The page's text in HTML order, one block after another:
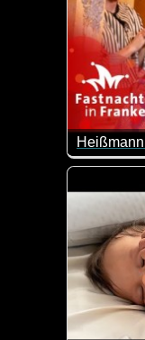
Nehm ich